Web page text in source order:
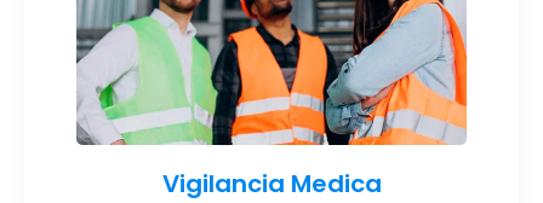
Vigilancia Medica